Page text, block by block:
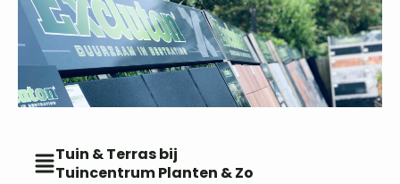
Tuin & Terras bij
Tuincentrum Planten & Zo